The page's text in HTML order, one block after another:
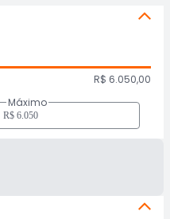
R$ 6.050,00
Máximo